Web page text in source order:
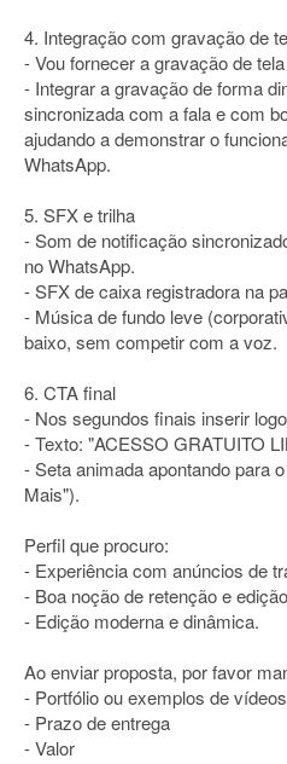
4. Integração com gravação de
- Vou fornecer a gravação de
- Integrar a gravação de forma
sincronizada com a fala e com
ajudando a demonstrar o
WhatsApp.
5. SFX e trilha
- Som de notificação
no WhatsApp.
- SFX de caixa registradora na
- Música de fundo leve
baixo, sem competir com a voz.
6. CTA final
- Nos segundos finais inserir
- Texto: "ACESSO GRATUITO
- Seta animada apontando para
Mais").
Perfil que procuro:
- Experiência com anúncios de
- Boa noção de retenção e
- Edição moderna e dinâmica.
Ao enviar proposta, por favor
- Portfólio ou exemplos de
- Prazo de entrega
- Valor